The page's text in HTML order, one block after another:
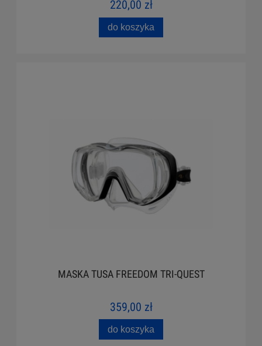
220,00 zł
do koszyka
MASKA TUSA FREEDOM TRI-QUEST
359,00 zł
do koszyka